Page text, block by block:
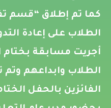
كما تم إطلاق “قسم
الطلاب على إعادة
أجريت مسابقة بختام
الطلاب وابداعهم وتم